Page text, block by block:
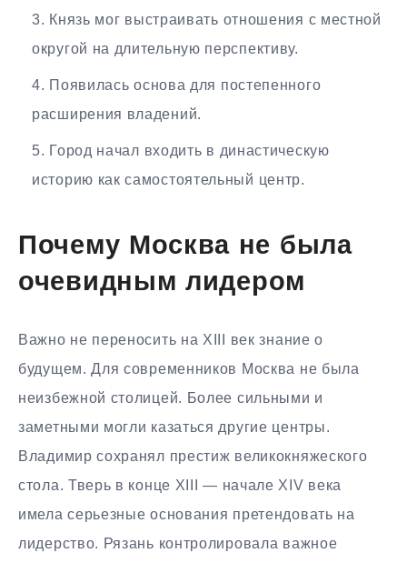
Князь мог выстраивать отношения с местной
округой на длительную перспективу.
Появилась основа для постепенного
расширения владений.
Город начал входить в династическую
историю как самостоятельный центр.
Почему Москва не была
очевидным лидером
Важно не переносить на XIII век знание о
будущем. Для современников Москва не была
неизбежной столицей. Более сильными и
заметными могли казаться другие центры.
Владимир сохранял престиж великокняжеского
стола. Тверь в конце XIII — начале XIV века
имела серьезные основания претендовать на
лидерство. Рязань контролировала важное